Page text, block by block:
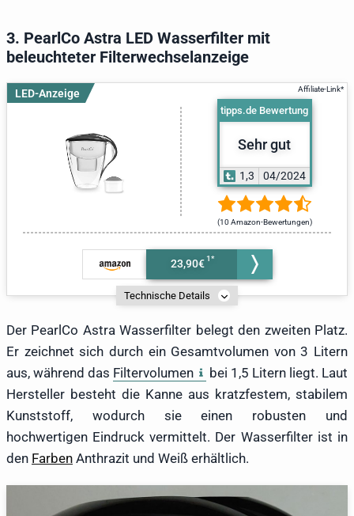
3. PearlCo Astra LED Wasserfilter mit
beleuchteter Filterwechselanzeige
LED-Anzeige
23,90€
tipps.de Bewertung
Sehr gut
1,3 04/2024
(10 Amazon-Bewertungen)
Technische Details
Der PearlCo Astra Wasserfilter belegt den zweiten Platz.
Er zeichnet sich durch ein Gesamtvolumen von 3 Litern
aus, während das Filtervolumen
bei 1,5 Litern liegt. Laut
Hersteller besteht die Kanne aus kratzfestem, stabilem
Kunststoff, wodurch sie einen robusten und
hochwertigen Eindruck vermittelt. Der Wasserfilter ist in
den Farben Anthrazit und Weiß erhältlich.